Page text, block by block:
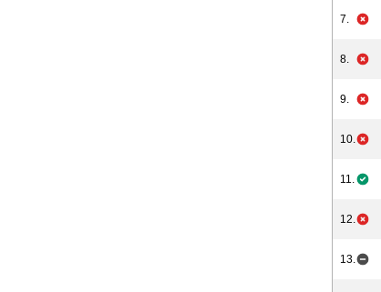
7.
8.
9.
10.
11.
12.
13.